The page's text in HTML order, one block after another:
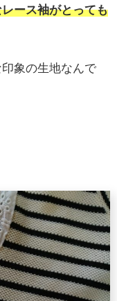
ース袖がとっても
象の生地なんで